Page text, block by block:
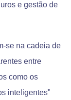
e gestão de
se na cadeia de
entre
como os
inteligentes"